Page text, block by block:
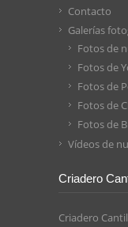
Contacto
Galerías
Fotos de
Fotos de
Fotos de
Fotos de
Fotos de
Vídeos de
Criadero
Criadero